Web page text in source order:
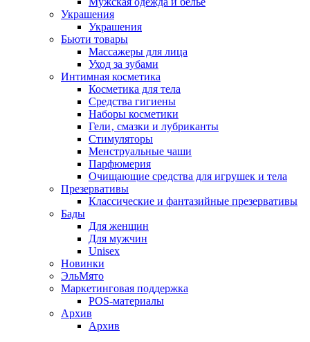
Украшения
Украшения
Бьюти товары
Массажеры для лица
Уход за зубами
Интимная косметика
Косметика для тела
Средства гигиены
Наборы косметики
Гели‚ смазки и лубриканты
Стимуляторы
Менструальные чаши
Парфюмерия
Очищающие средства для игрушек и тела
Презервативы
Классические и фантазийные презервативы
Бады
Для женщин
Для мужчин
Unisex
Новинки
ЭльМято
Маркетинговая поддержка
POS-материалы
Архив
Архив